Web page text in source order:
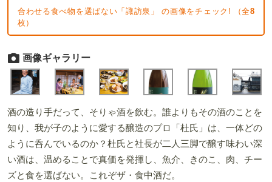
合わせる食べ物を選ばない「諏訪泉」 の画像をチェック! （全8
枚）
画像ギャラリー
酒の造り手だって、そりゃ酒を飲む。誰よりもその酒のことを
知り、我が子のように愛する醸造のプロ「杜氏」は、一体どの
ように呑んでいるのか？杜氏と社長が二人三脚で醸す味わい深
い酒は、温めることで真価を発揮し、魚介、きのこ、肉、チー
ズと食を選ばない。これぞザ・食中酒だ。